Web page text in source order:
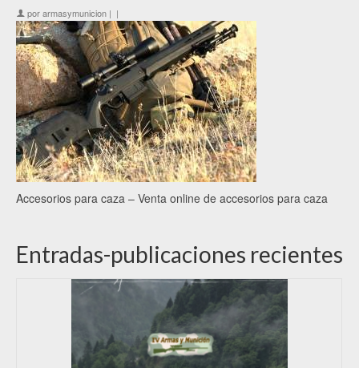
porarmasymunicion | |
Accesorios para caza – Venta online de accesorios para caza
Entradas-publicaciones recientes